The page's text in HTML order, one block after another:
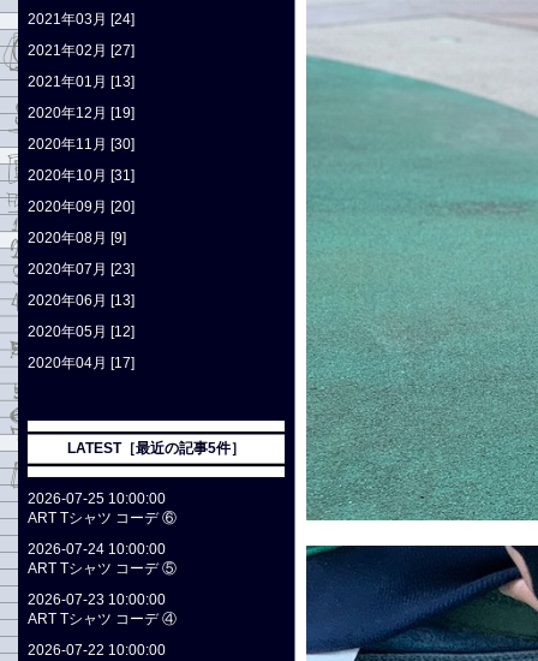
2021年03月 [24]
2021年02月 [27]
2021年01月 [13]
2020年12月 [19]
2020年11月 [30]
2020年10月 [31]
2020年09月 [20]
2020年08月 [9]
2020年07月 [23]
2020年06月 [13]
2020年05月 [12]
2020年04月 [17]
LATEST［最近の記事5件］
2026-07-25 10:00:00
ART Tシャツ コーデ ⑥
2026-07-24 10:00:00
ART Tシャツ コーデ ⑤
2026-07-23 10:00:00
ART Tシャツ コーデ ④
2026-07-22 10:00:00